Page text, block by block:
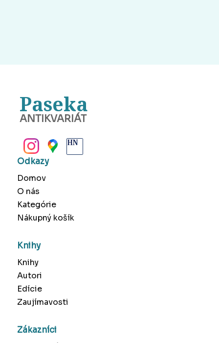
Paseka
ANTIKVARIÁT
Odkazy
Domov
O nás
Kategórie
Nákupný košík
Knihy
Knihy
Autori
Edície
Zaujímavosti
Zákazníci